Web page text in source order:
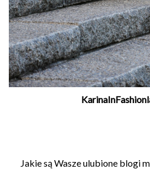
Jakie są Wasze ulubione blogi